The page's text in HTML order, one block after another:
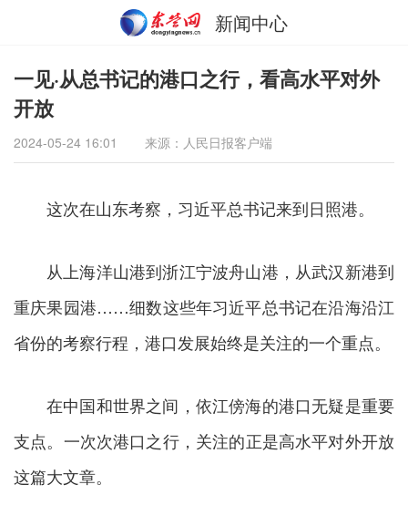
新闻中心
一见·从总书记的港口之行，看高水平对外
开放
2024-05-24 16:01 来源：人民日报客户端
这次在山东考察，习近平总书记来到日照港。
从上海洋山港到浙江宁波舟山港，从武汉新港到
重庆果园港……细数这些年习近平总书记在沿海沿江
省份的考察行程，港口发展始终是关注的一个重点。
在中国和世界之间，依江傍海的港口无疑是重要
支点。一次次港口之行，关注的正是高水平对外开放
这篇大文章。